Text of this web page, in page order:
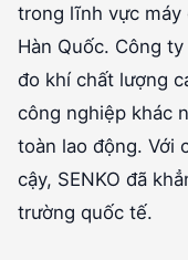
trong lĩnh vực máy
Hàn Quốc. Công
đo khí chất lượng
công nghiệp khác
toàn lao động. Với
cậy, SENKO đã
trường quốc tế.